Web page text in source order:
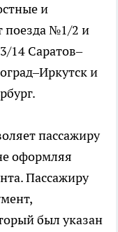
и
поезда №1/2 и
14 Саратов–
и
пассажиру
оформляя
Пассажиру
был указан